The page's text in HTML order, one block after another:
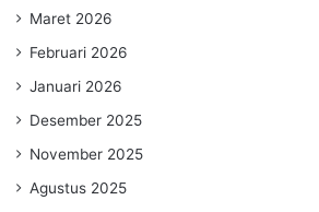
Maret 2026
Februari 2026
Januari 2026
Desember 2025
November 2025
Agustus 2025